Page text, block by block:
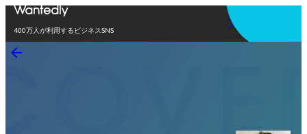
400万人が利用するビジネスSNS
アプリを使う